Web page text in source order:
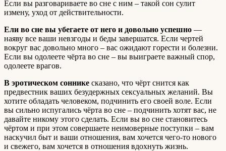
Если вы разговариваете во сне с ним – такой сон сулит
измену, уход от действительности.
Ели во сне вы убегаете от него и довольно успешно —
наяву все ваши невзгоды и беды завершатся. Если чертей
вокруг вас довольно много – вас ожидают горести и болезни.
Если вы одолеете чёрта во сне – вы выиграете важный спор,
одолеете врагов.
В эротическом соннике сказано, что чёрт снится как
предвестник ваших безудержных сексуальных желаний. Вы
хотите обладать человеком, подчинить его своей воле. Если
вы сильно испугались чёрта во сне – подчинить хотят вас, не
давайте никому этого сделать. Если вы во сне становитесь
чёртом и при этом совершаете неимоверные поступки – вам
наскучил быт и ваши отношения, вам хочется чего-то нового
и свежего, вам хочется в отношения вдохнуть жизнь.